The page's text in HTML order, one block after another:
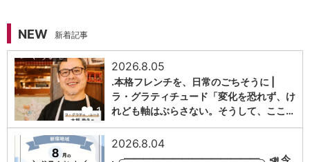
NEW 新着記事
1
2026.8.05
.本格フレンチを、日常のごちそうに |
ラ・グラティチュード「変化を恐れず、け
れども軸はぶらさない。そうして、ここ…
2026.8.04
.╭━━━━━━━━━━━━━━╮📣 今